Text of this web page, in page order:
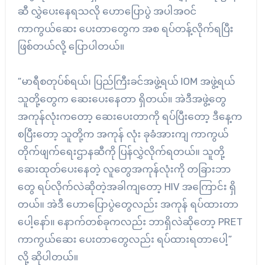
ဆီ လွှဲပေးနေရသလို ဟောပြောပွဲ အပါအဝင်
ကာကွယ်ဆေး ပေးတာတွေက အစ ရပ်တန့်လိုက်ရပြီး
ဖြစ်တယ်လို့ ပြောပါတယ်။
“မာရီစတုပ်စ်ရယ်၊ ပြည်ကြီးခင်အဖွဲ့ရယ် IOM အဖွဲ့ရယ်
သူတို့တွေက ဆေးပေးနေတာ ရှိတယ်။ အဲဒီအဖွဲ့တွေ
အကုန်လုံးကတော့ ဆေးပေးတာကို ရပ်ပြီးတော့ ဒီနေ့က
စပြီးတော့ သူတို့က အကုန် လုံး ခုခံအားကျ ကာကွယ်
တိုက်ဖျက်ရေးဌာနဆီကို ပြန်လွှဲလိုက်ရတယ်။ သူတို့
ဆေးထုတ်ပေးနေတဲ့ လူတွေအကုန်လုံးကို တခြားဘာ
တွေ ရပ်လိုက်လဲဆိုတဲ့အခါကျတော့ HIV အကြောင်း ရှိ
တယ်။ အဲဒီ ဟောပြောပွဲတွေလည်း အကုန် ရပ်ထားတာ
ပေါ့နော်။ နောက်တစ်ခုကလည်း ဘာရှိလဲဆိုတော့ PRET
ကာကွယ်ဆေး ပေးတာတွေလည်း ရပ်ထားရတာပေါ့”
လို့ ဆိုပါတယ်။